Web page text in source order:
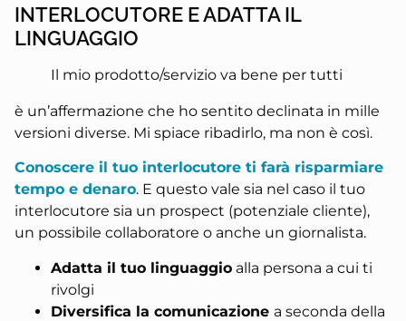
INTERLOCUTORE E ADATTA IL
LINGUAGGIO
Il mio prodotto/servizio va bene per tutti
è un’affermazione che ho sentito declinata in mille
versioni diverse. Mi spiace ribadirlo, ma non è così.
Conoscere il tuo interlocutore ti farà risparmiare
tempo e denaro. E questo vale sia nel caso il tuo
interlocutore sia un prospect (potenziale cliente),
un possibile collaboratore o anche un giornalista.
Adatta il tuo linguaggio alla persona a cui ti
rivolgi
Diversifica la comunicazione a seconda della